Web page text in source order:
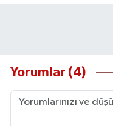
Yorumlar (4)